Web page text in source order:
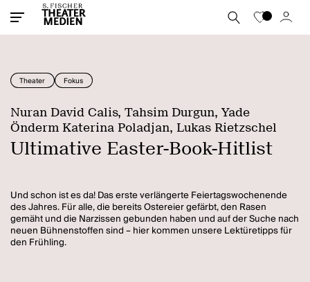
Theater Fokus
Nuran David Calis, Tahsim Durgun, Yade
Önderm Katerina Poladjan, Lukas Rietzschel
Ultimative Easter-Book-Hitlist
Und schon ist es da! Das erste verlängerte Feiertagswochenende
des Jahres. Für alle, die bereits Ostereier gefärbt, den Rasen
gemäht und die Narzissen gebunden haben und auf der Suche nach
neuen Bühnenstoffen sind – hier kommen unsere Lektüretipps für
den Frühling.